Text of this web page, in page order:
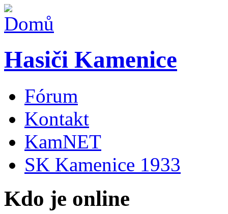
Hasiči Kamenice
Fórum
Kontakt
KamNET
SK Kamenice 1933
Kdo je online